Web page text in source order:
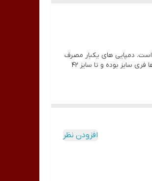
دمپایی های یکبار مصرف
بسیار سبک بوده و از فوم درجه یک جهت بهبود وضعیت بهداشتی تشکیل شده است و علاوه بر پدیکور برای سالن های اسپا هم استفاده می شود.این دمپایی ها فری سایز بوده و تا سایز 42
افزودن نظر